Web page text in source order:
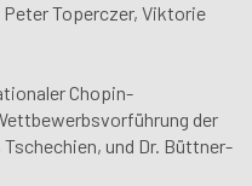
Peter Toperczer, Viktorie
Chopin-
der
und Dr. Büttner-